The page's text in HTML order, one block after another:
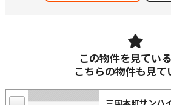
この物件を見てい
こちらの物件も見て
三国本町サンハ